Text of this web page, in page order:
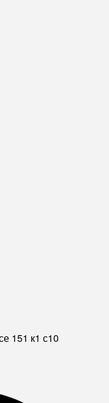
151 к1 с10